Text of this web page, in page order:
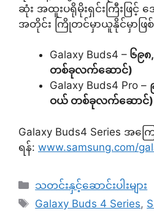
ဆုံး အထူးပရိုမိုးရှင်းကြီးဖြင့်
အတိုင်း ကြိုတင်မှာယူနိုင်မှာဖြ
Galaxy Buds4 – ၆၉
တစ်ခုလက်ဆောင်)
Galaxy Buds4 Pro –
ဝယ် တစ်ခုလက်ဆောင်)
Galaxy Buds4 Series အက
ရန်: www.samsung.com/
Categories
သတင်းနှင့်ဆောင်းပါးများ
Tags
Galaxy Buds 4 Series,